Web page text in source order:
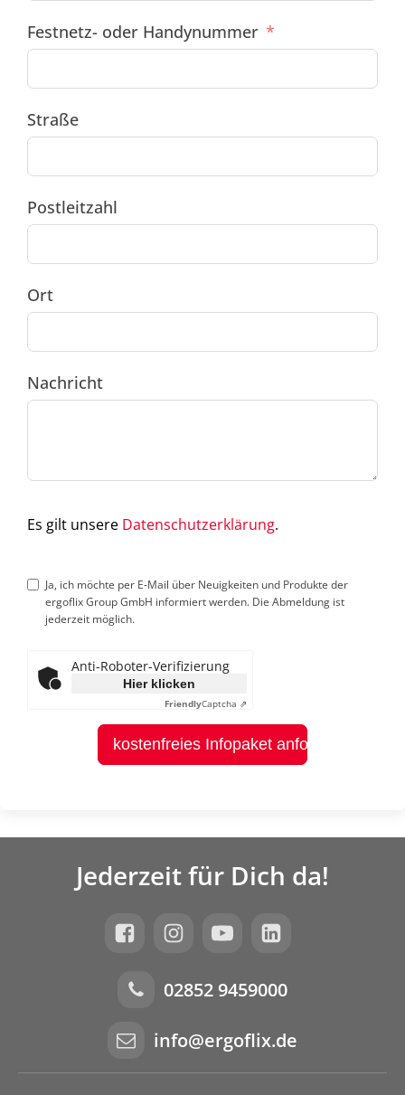
Festnetz- oder Handynummer
Straße
Postleitzahl
Ort
Nachricht
Es gilt unsere Datenschutzerklärung.
Ja, ich möchte per E-Mail über Neuigkeiten und Produkte der
ergoflix Group GmbH informiert werden. Die Abmeldung ist
jederzeit möglich.
Anti-Roboter-Verifizierung
Hier klicken
FriendlyCaptcha ⇗
kostenfreies Infopaket anfordern
Jederzeit für Dich da!
02852 9459000
info@ergoflix.de